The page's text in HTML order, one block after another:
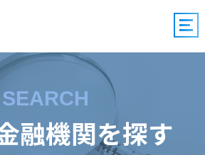
SEARCH
融機関を探す